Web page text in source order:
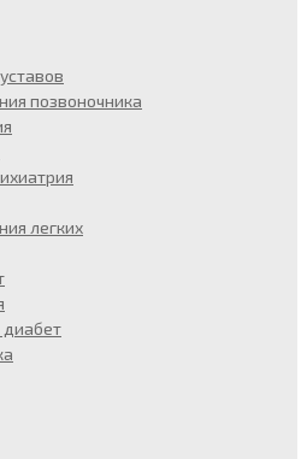
позвоночника
легких